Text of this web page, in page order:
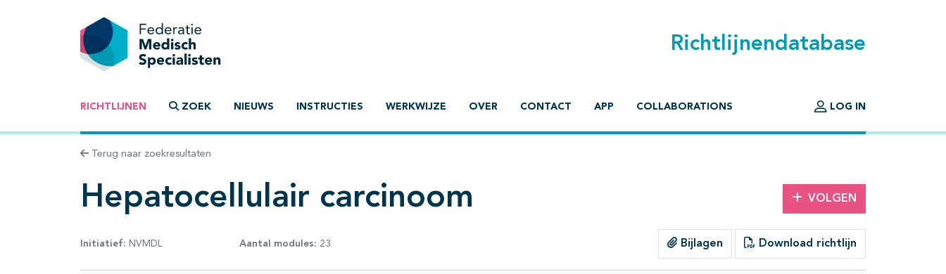
Richtlijnendatabase
RICHTLIJNEN ZOEK NIEUWS INSTRUCTIES WERKWIJZE OVER CONTACT APP COLLABORATIONS LOG IN
Terug naar zoekresultaten
Hepatocellulair carcinoom VOLGEN
Initiatief: NVMDL Aantal modules: 23 Bijlagen Download richtlijn